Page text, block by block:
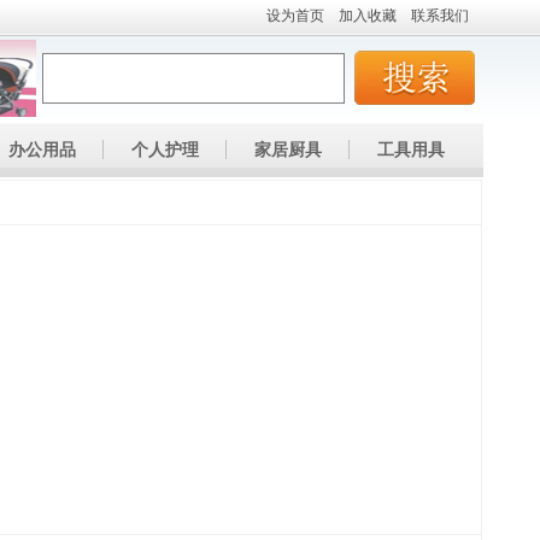
设为首页 加入收藏 联系我们
办公用品 个人护理 家居厨具 工具用具